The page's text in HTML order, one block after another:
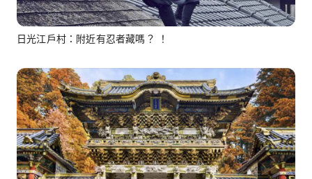
日光江戶村：附近有忍者藏嗎？ ！